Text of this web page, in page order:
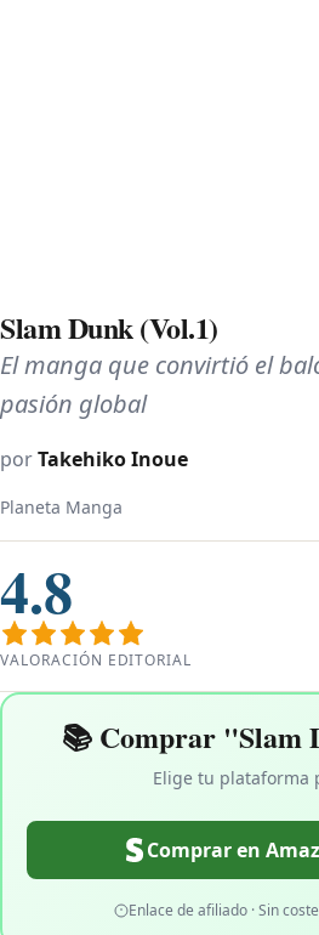
Slam Dunk (Vol.1)
El manga que convirtió el
pasión global
porTakehiko Inoue
Planeta Manga
4.8
VALORACIÓN EDITORIAL
📚 Comprar "Slam
Elige tu plataforma
Comprar en
Enlace de afiliado · Sin